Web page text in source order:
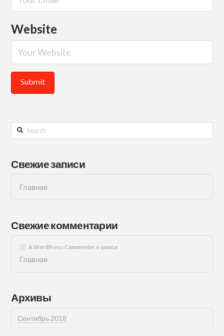
Website
Search
Свежие записи
Главная
Свежие комментарии
A WordPress Commenterк записи
Главная
Архивы
Сентябрь 2018